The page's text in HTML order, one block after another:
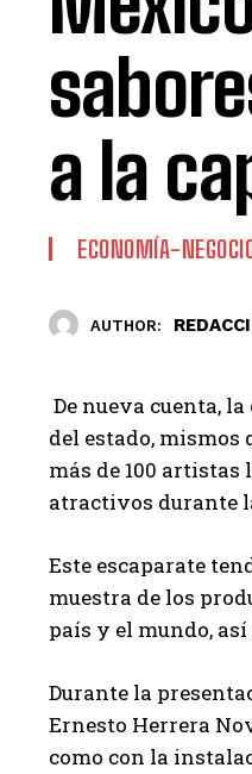
a la
ECONOMÍA-
AUTHOR:
De nueva cuenta,
del estado, mismos
más de 100 artistas
atractivos durante
Este escaparate
muestra de los
país y el mundo,
Durante la
Ernesto Herrera
como con la